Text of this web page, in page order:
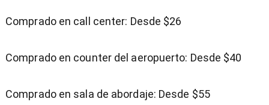
Comprado en call center: Desde $26
Comprado en counter del aeropuerto: Desde $40
Comprado en sala de abordaje: Desde $55